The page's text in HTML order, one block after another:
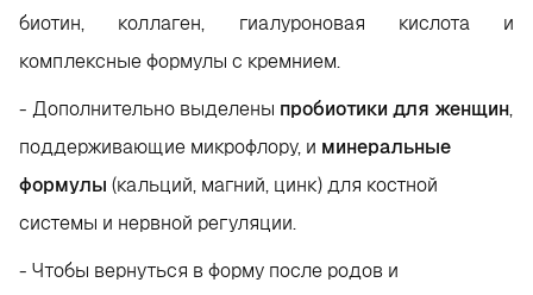
биотин, коллаген, гиалуроновая кислота и
комплексные формулы с кремнием.
- Дополнительно выделены пробиотики для женщин,
поддерживающие микрофлору, и минеральные
формулы (кальций, магний, цинк) для костной
системы и нервной регуляции.
- Чтобы вернуться в форму после родов и